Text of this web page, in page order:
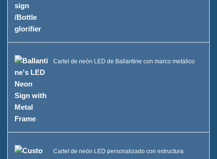
Cartel de neón LED de Ballantine con marco metálico
Cartel de neón LED personalizado con estructura